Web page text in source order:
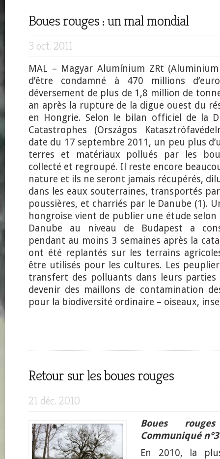
Boues rouges : un mal mondial
3 oct. 2011
MAL – Magyar Alumínium ZRt
d’être condamné à 470 millions
déversement de plus de 1,8 million de
an après la rupture de la digue ouest du
en Hongrie. Selon le bilan officiel de la
Catastrophes (Országos
date du 17 septembre 2011, un peu plus
terres et matériaux pollués par les
collecté et regroupé. Il reste encore
nature et ils ne seront jamais récupérés,
dans les eaux souterraines, transportés
poussières, et charriés par le Danube (1).
hongroise vient de publier une étude
Danube au niveau de Budapest a
pendant au moins 3 semaines après la
ont été replantés sur les terrains
être utilisés pour les cultures. Les
transfert des polluants dans leurs parties
devenir des maillons de contamination
pour la biodiversité ordinaire – oiseaux,
Retour sur les boues rouges
21 déc. 2010
Boues
Communiqué n°3
En 2010, la